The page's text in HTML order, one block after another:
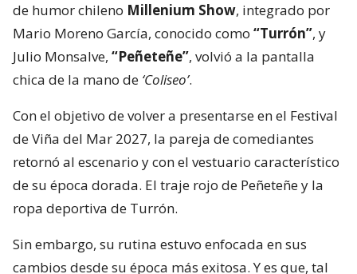
de humor chileno Millenium Show, integrado por
Mario Moreno García, conocido como “Turrón”, y
Julio Monsalve, “Peñeteñe”, volvió a la pantalla
chica de la mano de ‘Coliseo’.
Con el objetivo de volver a presentarse en el Festival
de Viña del Mar 2027, la pareja de comediantes
retornó al escenario y con el vestuario característico
de su época dorada. El traje rojo de Peñeteñe y la
ropa deportiva de Turrón.
Sin embargo, su rutina estuvo enfocada en sus
cambios desde su época más exitosa. Y es que, tal